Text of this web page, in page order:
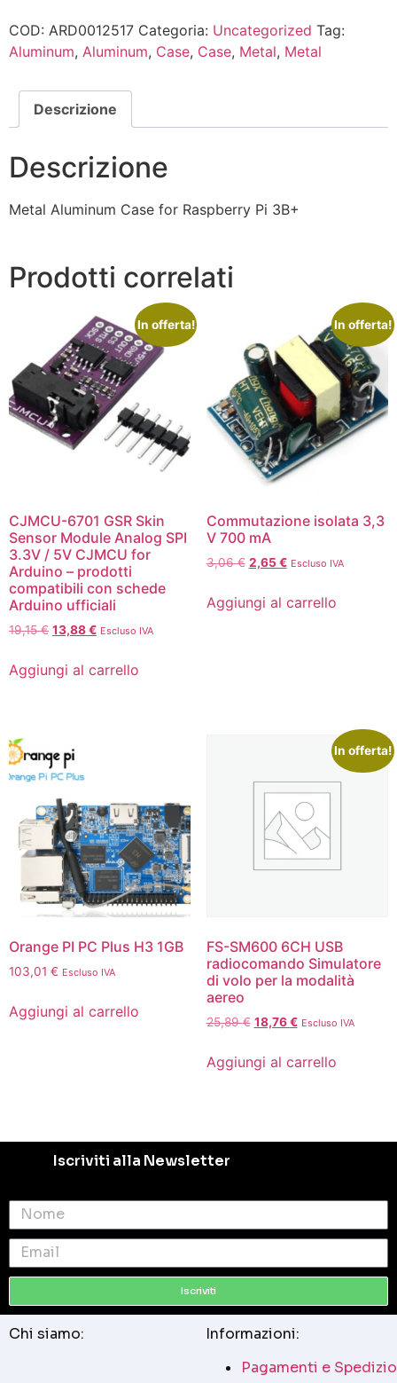
COD: ARD0012517 Categoria: Uncategorized Tag:
Aluminum, Aluminum, Case, Case, Metal, Metal
Descrizione
Descrizione
Metal Aluminum Case for Raspberry Pi 3B+
Prodotti correlati
In offerta!
CJMCU-6701 GSR Skin
Sensor Module Analog SPI
3.3V / 5V CJMCU for
Arduino – prodotti
compatibili con schede
Arduino ufficiali
19,15€ 13,88€ Escluso IVA
Aggiungi al carrello
In offerta!
Commutazione isolata 3,3
V 700 mA
3,06€ 2,65€ Escluso IVA
Aggiungi al carrello
Orange PI PC Plus H3 1GB
103,01 € Escluso IVA
Aggiungi al carrello
In offerta!
FS-SM600 6CH USB
radiocomando Simulatore
di volo per la modalità
aereo
25,89€ 18,76€ Escluso IVA
Aggiungi al carrello
Iscriviti alla Newsletter
Iscriviti
Chi siamo:
Informazioni:
Pagamenti e